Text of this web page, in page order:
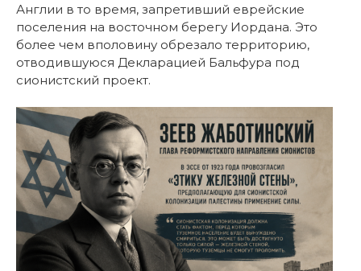
Англии в то время, запретивший еврейские
поселения на восточном берегу Иордана. Это
более чем вполовину обрезало территорию,
отводившуюся Декларацией Бальфура под
сионистский проект.